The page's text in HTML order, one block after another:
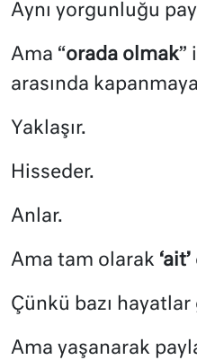
Aynı yorgunluğu
Ama “orada olmak”
arasında
Yaklaşır.
Hisseder.
Anlar.
Ama tam olarak ‘ait’
Çünkü bazı
Ama yaşanarak